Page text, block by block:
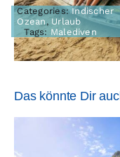
Categories:Indischer
Ozean , Urlaub
Tags: Malediven
Das könnte Dir